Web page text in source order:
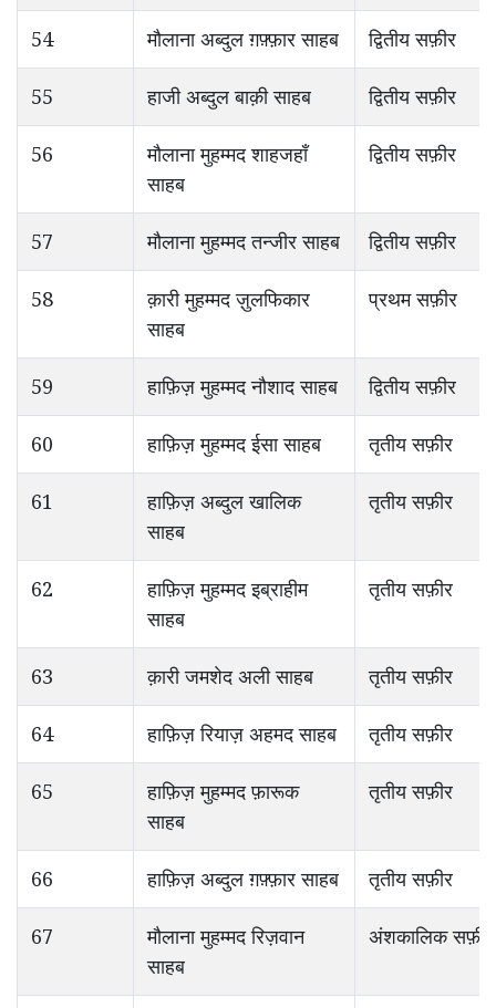
54 मौलाना अब्दुल ग़फ़्फ़ार साहब द्वितीय सफ़ीर
55 हाजी अब्दुल बाक़ी साहब द्वितीय सफ़ीर
56
मौलाना मुहम्मद शाहजहाँ
साहब
द्वितीय सफ़ीर
57 मौलाना मुहम्मद तन्जीर साहब द्वितीय सफ़ीर
58
क़ारी मुहम्मद ज़ुलफिकार
साहब
प्रथम सफ़ीर
59 हाफ़िज़ मुहम्मद नौशाद साहब द्वितीय सफ़ीर
60 हाफ़िज़ मुहम्मद ईसा साहब तृतीय सफ़ीर
61
हाफ़िज़ अब्दुल खालिक
साहब
तृतीय सफ़ीर
62
हाफ़िज़ मुहम्मद इब्राहीम
साहब
तृतीय सफ़ीर
63 क़ारी जमशेद अली साहब तृतीय सफ़ीर
64 हाफ़िज़ रियाज़ अहमद साहब तृतीय सफ़ीर
65
हाफ़िज़ मुहम्मद फ़ारूक
साहब
तृतीय सफ़ीर
66 हाफ़िज़ अब्दुल ग़फ़्फ़ार साहब तृतीय सफ़ीर
67
मौलाना मुहम्मद रिज़वान
साहब
अंशकालिक सफ़ीर